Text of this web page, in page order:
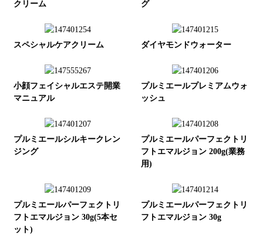
クリーム
グ
スペシャルケアクリーム ダイヤモンドウォーター
小顔フェイシャルエステ開業
マニュアル
プルミエールプレミアムウォ
ッシュ
プルミエールシルキークレン
ジング
プルミエールパーフェクトリ
フトエマルジョン 200g(業務
用)
プルミエールパーフェクトリ
フトエマルジョン 30g(5本セ
ット)
プルミエールパーフェクトリ
フトエマルジョン 30g